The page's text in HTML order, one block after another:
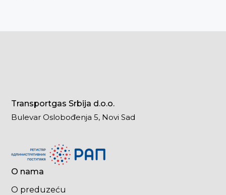
Transportgas Srbija d.o.o.
Bulevar Oslobođenja 5, Novi Sad
O nama
O preduzeću